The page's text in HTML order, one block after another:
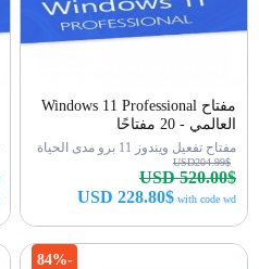
مفتاح Windows 11 Professional
العالمي - 20 مفتاحًا
مفتاح تفعيل ويندوز 11 برو مدى الحياة
USD204.99$
USD 520.00$
USD 228.80$with code wd
-84%